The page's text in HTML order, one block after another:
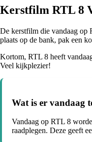
Kerstfilm RTL 8
De kerstfilm die vandaag op
plaats op de bank, pak een
Kortom, RTL 8 heeft
Veel kijkplezier!
Wat is er vandaag
Vandaag op RTL 8
raadplegen. Deze geeft